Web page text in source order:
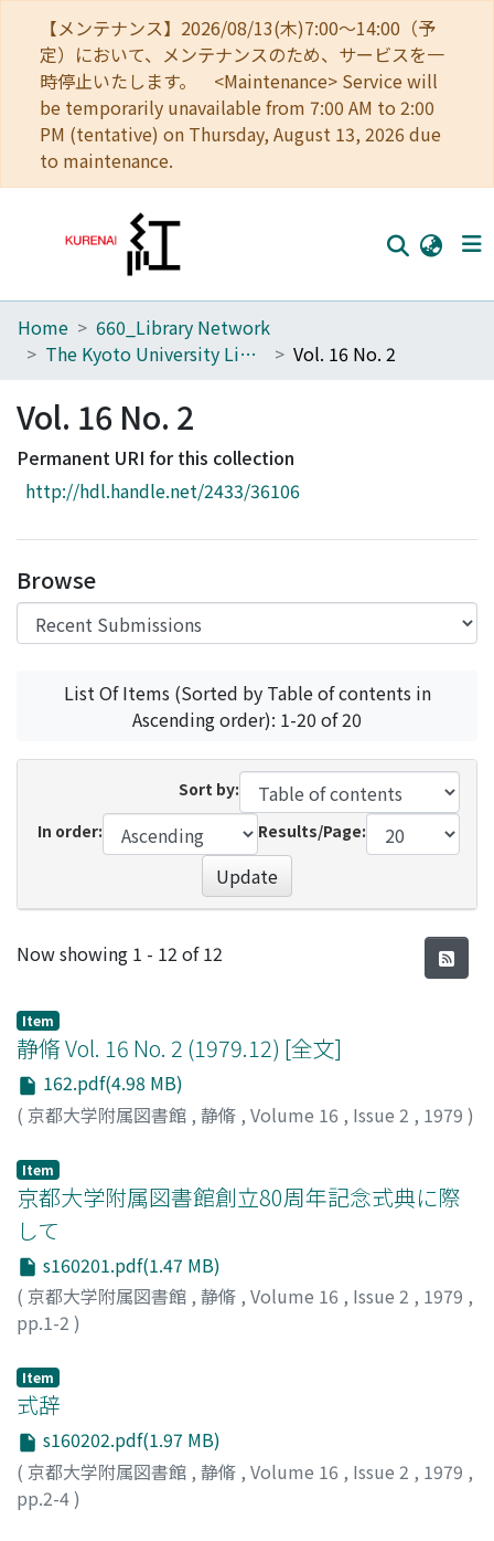
【メンテナンス】2026/08/13(木)7:00～14:00（予
定）において、メンテナンスのため、サービスを一
時停止いたします。 <Maintenance> Service will
be temporarily unavailable from 7:00 AM to 2:00
PM (tentative) on Thursday, August 13, 2026 due
to maintenance.
Home
Browse
Download Ranking
Access Statistics
Home
660_Library Network
The Kyoto University Library Network Bulletin : Sei-shu
Vol. 16 No. 2
Vol. 16 No. 2
Permanent URI for this collection
http://hdl.handle.net/2433/36106
Browse
List Of Items (Sorted by Table of contents in
Ascending order): 1-20 of 20
Sort by:
In order:
Results/Page:
Update
Recent Submissions
Now showing 1 - 12 of 12
Item
静脩 Vol. 16 No. 2 (1979.12) [全文]
162.pdf(4.98 MB)
( 京都大学附属図書館 , 静脩 , Volume 16 , Issue 2 , 1979 )
Item
京都大学附属図書館創立80周年記念式典に際
して
s160201.pdf(1.47 MB)
( 京都大学附属図書館 , 静脩 , Volume 16 , Issue 2 , 1979 ,
pp.1-2 )
Item
式辞
s160202.pdf(1.97 MB)
( 京都大学附属図書館 , 静脩 , Volume 16 , Issue 2 , 1979 ,
pp.2-4)